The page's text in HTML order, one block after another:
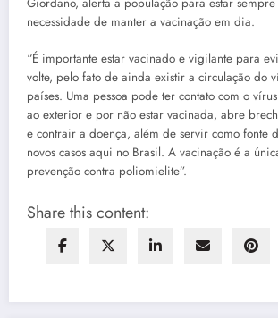
Giordano, alerta a população para estar sempre
necessidade de manter a vacinação em dia.
“É importante estar vacinado e vigilante para
volte, pelo fato de ainda existir a circulação do
países. Uma pessoa pode ter contato com o
ao exterior e por não estar vacinada, abre
e contrair a doença, além de servir como fonte
novos casos aqui no Brasil. A vacinação é a
prevenção contra poliomielite”.
Share this content: